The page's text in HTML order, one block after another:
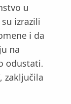
u
izrazili
i da
na
odustati.
zaključila